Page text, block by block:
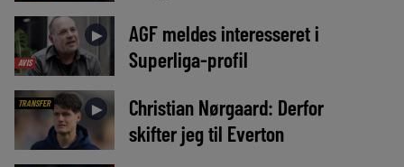
AVIS
►
AGF meldes interesseret i
Superliga-profil
TRANSFER ►
Christian Nørgaard: Derfor
skifter jeg til Everton